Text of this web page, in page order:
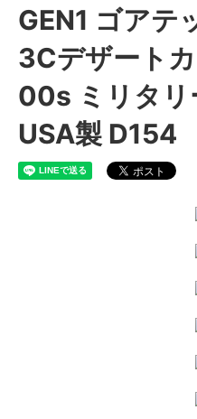
GEN1 ゴアテ
3Cデザート
00s ミリタリ
USA製 D154